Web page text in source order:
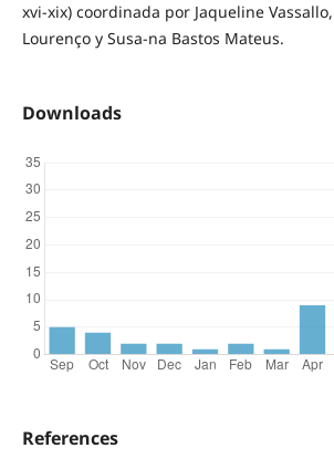
xvi-xix) coordinada por Jaqueline
Lourenço y Susa-na Bastos Mateus.
Downloads
References